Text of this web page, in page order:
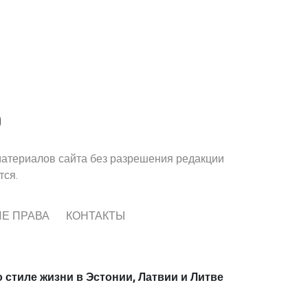
сайта без разрешения редакции
ПРАВА КОНТАКТЫ
жизни в Эстонии, Латвии и Литве